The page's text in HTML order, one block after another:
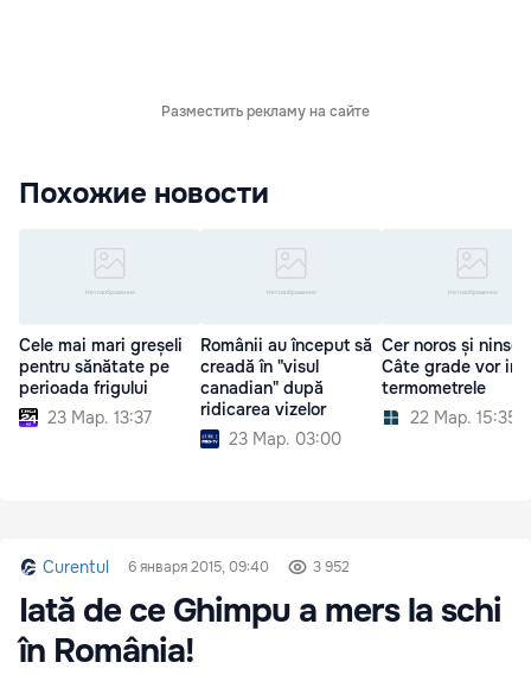
Разместить рекламу на сайте
Похожие новости
Cele mai mari greșeli
pentru sănătate pe
perioada frigului
23 Мар. 13:37
Românii au început să
creadă în "visul
canadian" după
ridicarea vizelor
23 Мар. 03:00
Cer noros și
Câte grade vor
termometrele
22 Мар. 15:35
Curentul 6 января 2015, 09:40 3 952
Iată de ce Ghimpu a mers la schi
în România!